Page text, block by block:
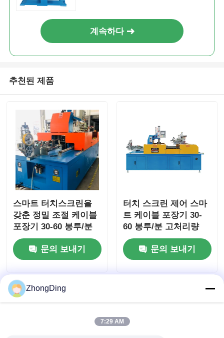
기계에서 떨어져 있는 견인
케이블 포장 기계
계속하다
추천된 제품
스마트 터치스크린을
갖춘 정밀 조절 케이블
포장기 30-60 봉투/분
문의 보내기
터치 스크린 제어 스마
트 케이블 포장기 30-
60 봉투/분 고처리량
문의 보내기
ZhongDing
7:29 AM